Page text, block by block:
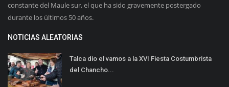
constante del Maule sur, el que ha sido gravemente postergado
durante los últimos 50 años.
NOTICIAS ALEATORIAS
Talca dio el vamos a la XVI Fiesta Costumbrista
del Chancho...